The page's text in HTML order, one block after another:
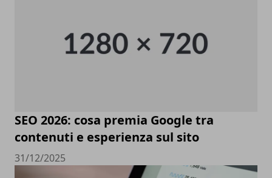
SEO 2026: cosa premia Google tra
contenuti e esperienza sul sito
31/12/2025